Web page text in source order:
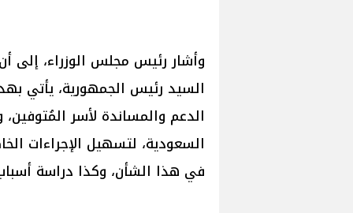
وأشار رئيس مجلس الوزراء، إلى
السيد رئيس الجمهورية، يأتي
الدعم والمساندة لأسر
السعودية، لتسهيل الإجراءات
في هذا الشأن، وكذا دراسة